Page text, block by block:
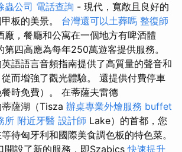
蟲公司 電話查詢 - 現代，寬敞且良好的
板的美景。 台灣還可以土葬嗎 整復師
廠，餐廳和公寓在一個地方有啤酒體
四高應為每年250萬遊客提供服務。
語語言音頻指南提供了高質量的聲音和
而增強了觀光體驗。 還提供付費停車
時免費）。 在蒂薩夫雷德
蒂薩湖（Tisza 辦桌專業外燴服務 buffet
所 附近牙醫 設計師 Lake）的首都，您
待匈牙利和國際美食調色板的特色菜。
開設了新的服務，即Szabics快速提升